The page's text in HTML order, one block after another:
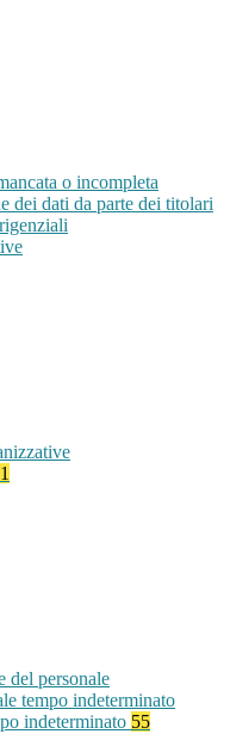
o incompleta
dei dati da parte dei titolari
1
del personale
tempo indeterminato
indeterminato 55